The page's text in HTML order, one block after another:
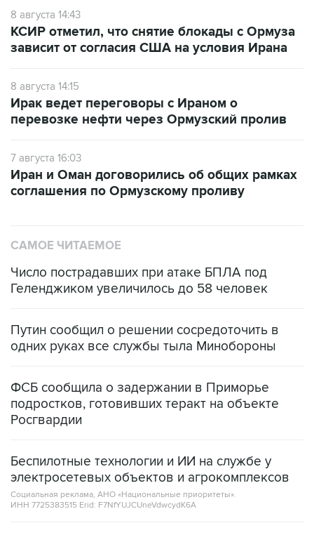
8 августа 14:43
КСИР отметил, что снятие блокады с Ормуза
зависит от согласия США на условия Ирана
8 августа 14:15
Ирак ведет переговоры с Ираном о
перевозке нефти через Ормузский пролив
7 августа 16:03
Иран и Оман договорились об общих рамках
соглашения по Ормузскому проливу
САМОЕ ЧИТАЕМОЕ
Число пострадавших при атаке БПЛА под
Геленджиком увеличилось до 58 человек
Путин сообщил о решении сосредоточить в
одних руках все службы тыла Минобороны
ФСБ сообщила о задержании в Приморье
подростков, готовивших теракт на объекте
Росгвардии
Беспилотные технологии и ИИ на службе у
электросетевых объектов и агрокомплексов
Социальная реклама, АНО «Национальные приоритеты».
ИНН 7725383515 Erid: F7NfYUJCUneVdwcydK6A